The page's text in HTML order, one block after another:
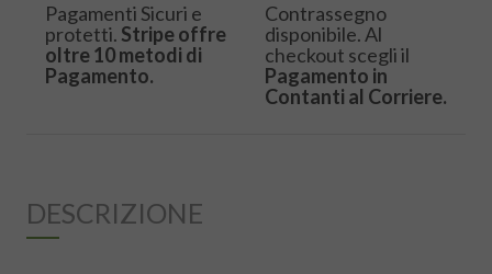
Pagamenti Sicuri e
protetti. Stripe offre
oltre 10 metodi di
Pagamento.
Contrassegno
disponibile. Al
checkout scegli il
Pagamento in
Contanti al Corriere.
DESCRIZIONE